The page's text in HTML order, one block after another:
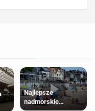
Najlepsze
nadmorskie